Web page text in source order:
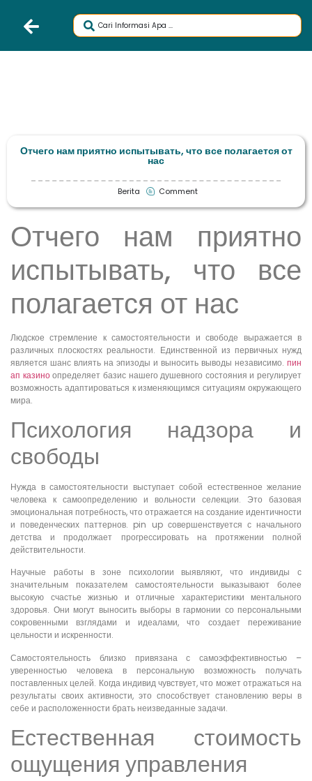
Отчего нам приятно испытывать, что все полагается от
нас
Berita Comment
Отчего нам приятно
испытывать, что все
полагается от нас
Людское стремление к самостоятельности и свободе выражается в
различных плоскостях реальности. Единственной из первичных нужд
является шанс влиять на эпизоды и выносить выводы независимо. пин
ап казиноопределяет базис нашего душевного состояния и регулирует
возможность адаптироваться к изменяющимся ситуациям окружающего
мира.
Психология надзора и
свободы
Нужда в самостоятельности выступает собой естественное желание
человека к самоопределению и вольности селекции. Это базовая
эмоциональная потребность, что отражается на создание идентичности
и поведенческих паттернов. pin up совершенствуется с начального
детства и продолжает прогрессировать на протяжении полной
действительности.
Научные работы в зоне психологии выявляют, что индивиды с
значительным показателем самостоятельности выказывают более
высокую счастье жизнью и отличные характеристики ментального
здоровья. Они могут выносить выборы в гармонии со персональными
сокровенными взглядами и идеалами, что создает переживание
цельности и искренности.
Самостоятельность близко привязана с самоэффективностью –
уверенностью человека в персональную возможность получать
поставленных целей. Когда индивид чувствует, что может отражаться на
результаты своих активности, это способствует становлению веры в
себе и расположенности брать неизведанные задачи.
Естественная стоимость
ощущения управления